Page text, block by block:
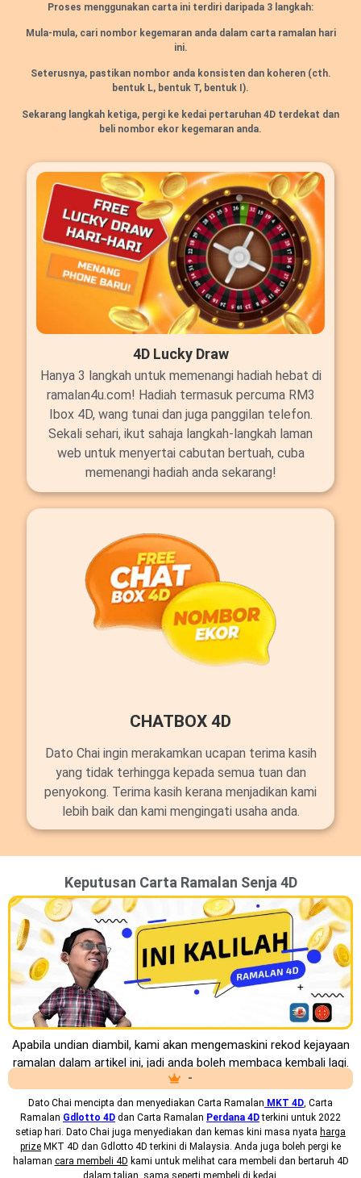
Proses menggunakan carta ini terdiri daripada 3 langkah:
Mula-mula, cari nombor kegemaran anda dalam carta ramalan hari
ini.
Seterusnya, pastikan nombor anda konsisten dan koheren (cth.
bentuk L, bentuk T, bentuk I).
Sekarang langkah ketiga, pergi ke kedai pertaruhan 4D terdekat dan
beli nombor ekor kegemaran anda.
4D Lucky Draw
Hanya 3 langkah untuk memenangi hadiah hebat di
ramalan4u.com! Hadiah termasuk percuma RM3
Ibox 4D, wang tunai dan juga panggilan telefon.
Sekali sehari, ikut sahaja langkah-langkah laman
web untuk menyertai cabutan bertuah, cuba
memenangi hadiah anda sekarang!
CHATBOX 4D
Dato Chai ingin merakamkan ucapan terima kasih
yang tidak terhingga kepada semua tuan dan
penyokong. Terima kasih kerana menjadikan kami
lebih baik dan kami mengingati usaha anda.
Keputusan Carta Ramalan Senja 4D
Apabila undian diambil, kami akan mengemaskini rekod kejayaan
ramalan dalam artikel ini, jadi anda boleh membaca kembali lagi.
-
Dato Chai mencipta dan menyediakan Carta Ramalan MKT 4D , Carta
Ramalan Gdlotto 4D dan Carta Ramalan Perdana 4Dterkini untuk 2022
setiap hari. Dato Chai juga menyediakan dan kemas kini masa nyata harga
prize MKT 4D dan Gdlotto 4D terkini di Malaysia. Anda juga boleh pergi ke
halaman cara membeli 4D kami untuk melihat cara membeli dan bertaruh 4D
dalam talian, sama seperti membeli di kedai.